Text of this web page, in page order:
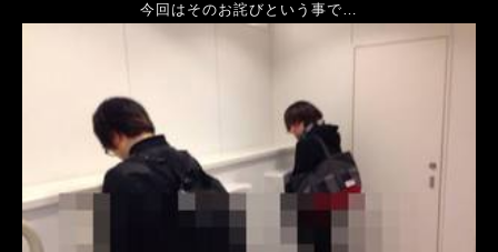
今回はそのお詫びという事で…